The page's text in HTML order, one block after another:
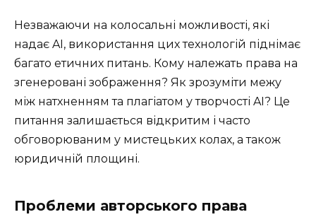
Незважаючи на колосальні можливості, які
надає AI, використання цих технологій піднімає
багато етичних питань. Кому належать права на
згенеровані зображення? Як зрозуміти межу
між натхненням та плагіатом у творчості AI? Це
питання залишається відкритим і часто
обговорюваним у мистецьких колах, а також
юридичній площині.
Проблеми авторського права